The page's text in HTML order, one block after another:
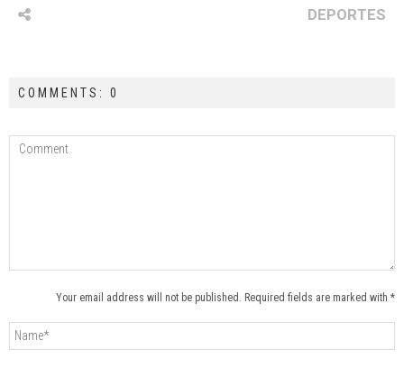
DEPORTES
COMMENTS: 0
Your email address will not be published. Required fields are marked with *